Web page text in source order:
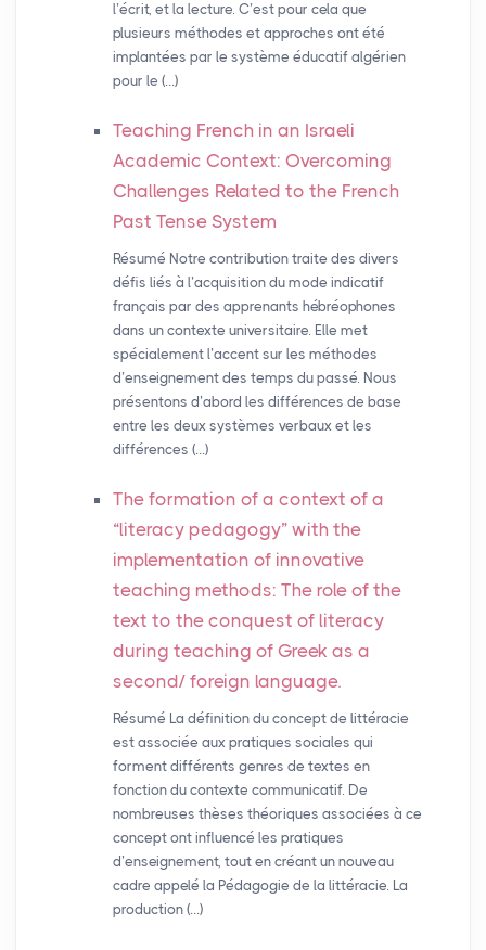
l’écrit, et la lecture. C’est pour cela que
plusieurs méthodes et approches ont été
implantées par le système éducatif algérien
pour le (…)
Teaching French in an Israeli
Academic Context: Overcoming
Challenges Related to the French
Past Tense System
Résumé Notre contribution traite des divers
défis liés à l’acquisition du mode indicatif
français par des apprenants hébréophones
dans un contexte universitaire. Elle met
spécialement l’accent sur les méthodes
d’enseignement des temps du passé. Nous
présentons d’abord les différences de base
entre les deux systèmes verbaux et les
différences (…)
The formation of a context of a
“literacy pedagogy” with the
implementation of innovative
teaching methods: The role of the
text to the conquest of literacy
during teaching of Greek as a
second/ foreign language.
Résumé La définition du concept de littéracie
est associée aux pratiques sociales qui
forment différents genres de textes en
fonction du contexte communicatif. De
nombreuses thèses théoriques associées à ce
concept ont influencé les pratiques
d’enseignement, tout en créant un nouveau
cadre appelé la Pédagogie de la littéracie. La
production (…)